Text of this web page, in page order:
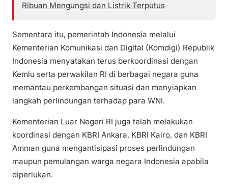
Ribuan Mengungsi dan Listrik Terputus
Sementara itu, pemerintah Indonesia melalui
Kementerian Komunikasi dan Digital (Komdigi) Republik
Indonesia menyatakan terus berkoordinasi dengan
Kemlu serta perwakilan RI di berbagai negara guna
memantau perkembangan situasi dan menyiapkan
langkah perlindungan terhadap para WNI.
Kementerian Luar Negeri RI juga telah melakukan
koordinasi dengan KBRI Ankara, KBRI Kairo, dan KBRI
Amman guna mengantisipasi proses perlindungan
maupun pemulangan warga negara Indonesia apabila
diperlukan.